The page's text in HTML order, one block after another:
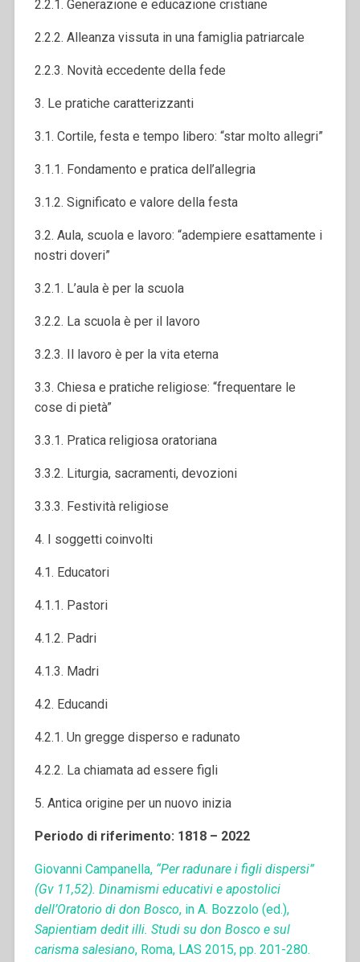
2.2.1. Generazione e educazione cristiane
2.2.2. Alleanza vissuta in una famiglia patriarcale
2.2.3. Novità eccedente della fede
3. Le pratiche caratterizzanti
3.1. Cortile, festa e tempo libero: “star molto allegri”
3.1.1. Fondamento e pratica dell’allegria
3.1.2. Significato e valore della festa
3.2. Aula, scuola e lavoro: “adempiere esattamente i
nostri doveri”
3.2.1. L’aula è per la scuola
3.2.2. La scuola è per il lavoro
3.2.3. Il lavoro è per la vita eterna
3.3. Chiesa e pratiche religiose: “frequentare le
cose di pietà”
3.3.1. Pratica religiosa oratoriana
3.3.2. Liturgia, sacramenti, devozioni
3.3.3. Festività religiose
4. I soggetti coinvolti
4.1. Educatori
4.1.1. Pastori
4.1.2. Padri
4.1.3. Madri
4.2. Educandi
4.2.1. Un gregge disperso e radunato
4.2.2. La chiamata ad essere figli
5. Antica origine per un nuovo inizia
Periodo di riferimento: 1818 – 2022
Giovanni Campanella, “Per radunare i figli dispersi”
(Gv 11,52). Dinamismi educativi e apostolici
dell’Oratorio di don Bosco, in A. Bozzolo (ed.),
Sapientiam dedit illi. Studi su don Bosco e sul
carisma salesiano, Roma, LAS 2015, pp. 201-280.